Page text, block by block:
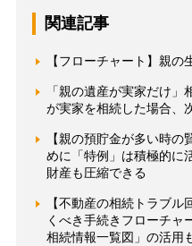
関連記事
【フローチャート】親の
「親の遺産が実家だけ
が実家を相続した場合、
【親の預貯金が多い時
めに「特例」は積極的に
財産も圧縮できる
【不動産の相続トラブ
くべき手続きフローチ
相続情報一覧図」の活用